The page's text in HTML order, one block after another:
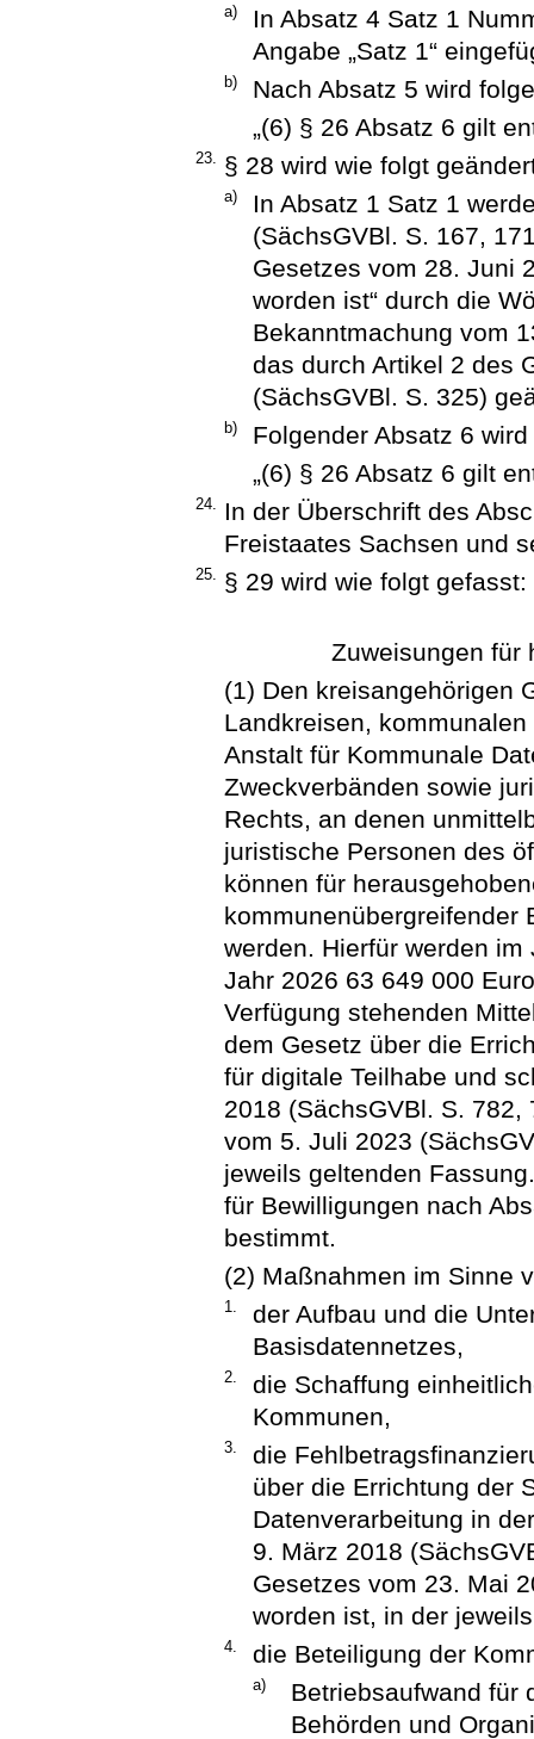
a)
In Absatz 4 Satz 1
Angabe „Satz 1“
b)
Nach Absatz 5 wird
„(6) § 26 Absatz 6 gilt
23. § 28 wird wie folgt
a)
In Absatz 1 Satz 1
(SächsGVBl. S. 167,
Gesetzes vom 28. Juni
worden ist“ durch die
Bekanntmachung vom
das durch Artikel 2 des
(SächsGVBl. S. 325)
b)
Folgender Absatz 6
„(6) § 26 Absatz 6 gilt
24.
In der Überschrift des
Freistaates Sachsen und
25. § 29 wird wie folgt gefasst:
Zuweisungen für
(1) Den kreisangehörigen
Landkreisen,
Anstalt für Kommunale
Zweckverbänden sowie
Rechts, an denen
juristische Personen des
können für
kommunenübergreifender
werden. Hierfür werden
Jahr 2026 63 649 000
Verfügung stehenden
dem Gesetz über die
für digitale Teilhabe und
2018 (SächsGVBl. S.
vom 5. Juli 2023
jeweils geltenden
für Bewilligungen nach
bestimmt.
(2) Maßnahmen im Sinne
1.
der Aufbau und die
Basisdatennetzes,
2.
die Schaffung
Kommunen,
3.
die
über die Errichtung der
Datenverarbeitung in
9. März 2018
Gesetzes vom 23. Mai
worden ist, in der
4. die Beteiligung der
a)
Betriebsaufwand für
Behörden und